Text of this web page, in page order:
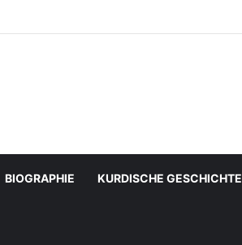
BIOGRAPHIE KURDISCHE GESCHICHTE